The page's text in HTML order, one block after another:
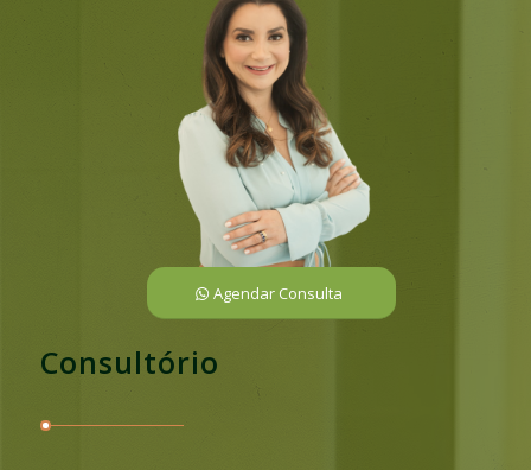
Agendar Consulta
Consultório